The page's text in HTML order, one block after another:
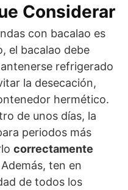
Considerar
con bacalao es
el bacalao debe
refrigerado
la desecación,
hermético.
de unos días, la
periodos más
correctamente
ten en
de todos los